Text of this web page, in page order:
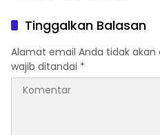
Biaya Riil
Tinggalkan Balasan
Alamat email Anda tidak akan
wajib ditandai *